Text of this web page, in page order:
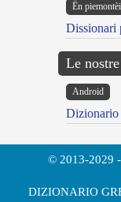
Ën
Dissionari
Le
Android
Dizionario
© 2013-2029
DIZIONARIO